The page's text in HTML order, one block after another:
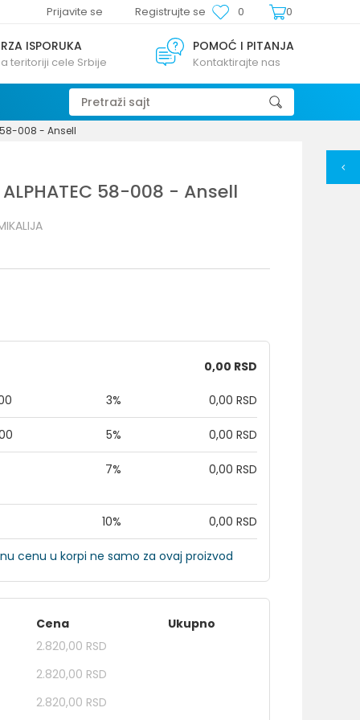
0
0
Prijavite se Registrujte se
ISPORUKA
teritoriji cele Srbije
POMOĆ I PITANJA
Kontaktirajte nas
Pretraži sajt
58-008 - Ansell
58-008 - Ansell
0,00 RSD
3% 0,00 RSD
5% 0,00 RSD
7% 0,00 RSD
10% 0,00 RSD
cenu u korpi ne samo za ovaj proizvod
Cena
Ukupno
2.820,00 RSD
2.820,00 RSD
2.820,00 RSD